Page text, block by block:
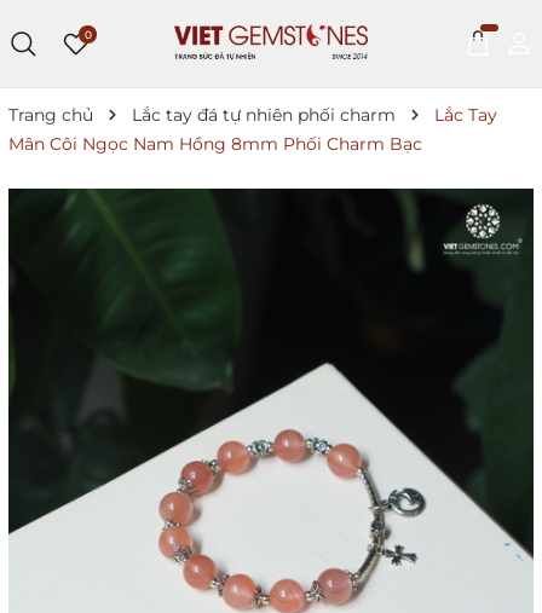
0
Trang chủ Lắc tay đá tự nhiên phối charm
Lắc Tay
Mân Côi Ngọc Nam Hồng 8mm Phối Charm Bạc